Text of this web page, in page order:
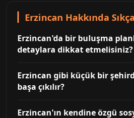
Erzincan Hakkında
Erzincan'da bir buluşma
detaylara dikkat etmelisiniz?
Erzincan gibi küçük bir
başa çıkılır?
Erzincan'ın kendine özgü